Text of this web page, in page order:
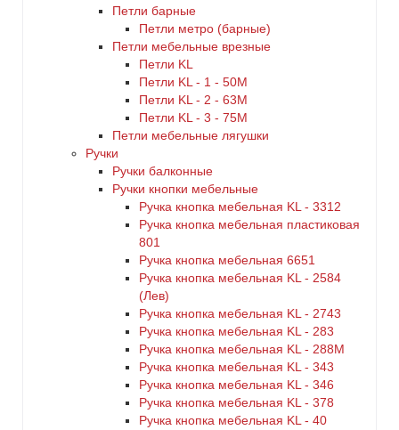
Петли барные
Петли метро (барные)
Петли мебельные врезные
Петли KL
Петли KL - 1 - 50M
Петли KL - 2 - 63M
Петли KL - 3 - 75M
Петли мебельные лягушки
Ручки
Ручки балконные
Ручки кнопки мебельные
Ручка кнопка мебельная KL - 3312
Ручка кнопка мебельная пластиковая
801
Ручка кнопка мебельная 6651
Ручка кнопка мебельная KL - 2584
(Лев)
Ручка кнопка мебельная KL - 2743
Ручка кнопка мебельная KL - 283
Ручка кнопка мебельная KL - 288M
Ручка кнопка мебельная KL - 343
Ручка кнопка мебельная KL - 346
Ручка кнопка мебельная KL - 378
Ручка кнопка мебельная KL - 40